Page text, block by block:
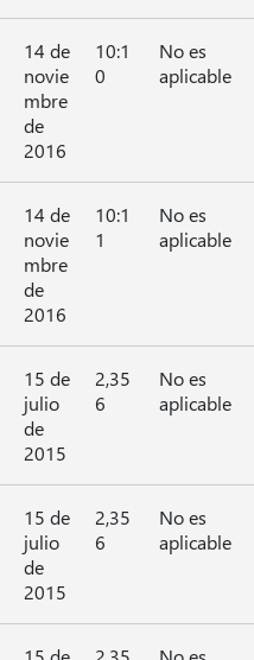
14 de
novie
mbre
de
2016
10:1
0
No es
aplicable
14 de
novie
mbre
de
2016
10:1
1
No es
aplicable
15 de
julio
de
2015
2,35
6
No es
aplicable
15 de
julio
de
2015
2,35
6
No es
aplicable